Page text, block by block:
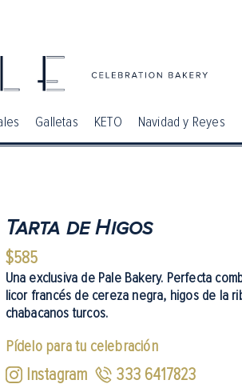
Galletas KETO Navidad y Reyes
Tarta de Higos
$585
Una exclusiva de Pale Bakery. Perfecta
licor francés de cereza negra, higos de la
chabacanos turcos.
Pídelo para tu celebración
Instagram 333 6417823